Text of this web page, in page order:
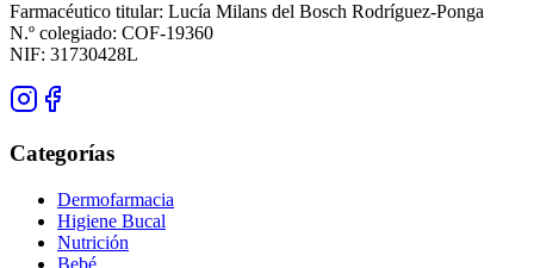
Farmacéutico titular: Lucía Milans del Bosch Rodríguez-Ponga
N.º colegiado: COF-19360
NIF: 31730428L
Categorías
Dermofarmacia
Higiene Bucal
Nutrición
Bebé